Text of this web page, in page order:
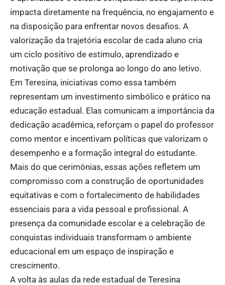
impacta diretamente na frequência, no engajamento e
na disposição para enfrentar novos desafios. A
valorização da trajetória escolar de cada aluno cria
um ciclo positivo de estímulo, aprendizado e
motivação que se prolonga ao longo do ano letivo.
Em Teresina, iniciativas como essa também
representam um investimento simbólico e prático na
educação estadual. Elas comunicam a importância da
dedicação acadêmica, reforçam o papel do professor
como mentor e incentivam políticas que valorizam o
desempenho e a formação integral do estudante.
Mais do que cerimônias, essas ações refletem um
compromisso com a construção de oportunidades
equitativas e com o fortalecimento de habilidades
essenciais para a vida pessoal e profissional. A
presença da comunidade escolar e a celebração de
conquistas individuais transformam o ambiente
educacional em um espaço de inspiração e
crescimento.
A volta às aulas da rede estadual de Teresina